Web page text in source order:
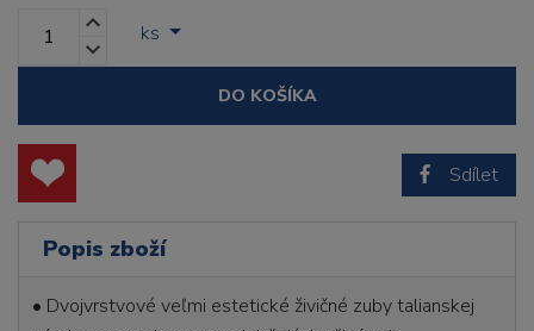
ks
DO KOŠÍKA
Sdílet
Popis zboží
• Dvojvrstvové veľmi estetické živičné zuby talianskej